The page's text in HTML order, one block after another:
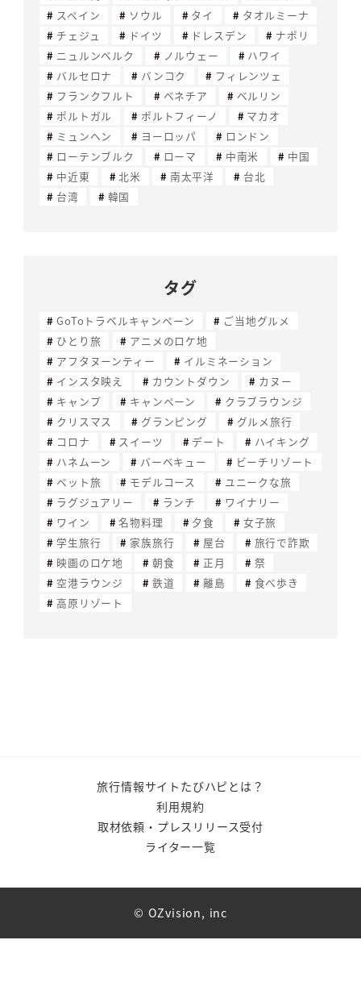
スペイン
ソウル タイ
タオルミーナ
チェジュ
ドイツ ドレスデン
ナポリ
ニュルンベルク
ノルウェー
ハワイ
バルセロナ
バンコク
フィレンツェ
フランクフルト
ベネチア
ベルリン
ポルトガル
ポルトフィーノ
マカオ
ミュンヘン
ヨーロッパ
ロンドン
ローテンブルク
ローマ 中南米
中国
中近東
北米 南太平洋
台北
台湾
韓国
タグ
GoToトラベルキャンペーン
ご当地グルメ
ひとり旅
アニメのロケ地
アフタヌーンティー
イルミネーション
インスタ映え
カウントダウン
カヌー
キャンプ
キャンペーン
クラブラウンジ
クリスマス
グランピング
グルメ旅行
コロナ
スイーツ デート
ハイキング
ハネムーン
バーベキュー
ビーチリゾート
ペット旅
モデルコース
ユニークな旅
ラグジュアリー
ランチ
ワイナリー
ワイン
名物料理 夕食
女子旅
学生旅行
家族旅行 屋台
旅行で詐欺
映画のロケ地
朝食 正月
祭
空港ラウンジ
鉄道 離島
食べ歩き
高原リゾート
旅行情報サイトたびハピとは？
利用規約
取材依頼・プレスリリース受付
ライター一覧
© OZvision, inc